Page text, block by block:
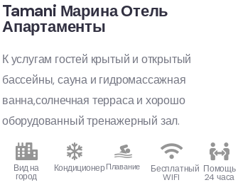
Tamani Марина Отель
Апартаменты
К услугам гостей крытый и открытый
бассейны, сауна и гидромассажная
ванна,солнечная терраса и хорошо
оборудованный тренажерный зал.
Вид на
город
Кондиционер Плавание Бесплатный
WIFI
Помощь
24 часа